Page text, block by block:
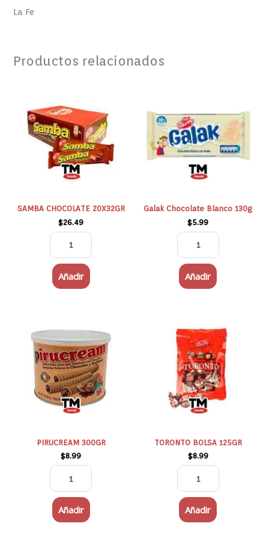
La Fe
Productos relacionados
SAMBA CHOCOLATE 20X32GR
$26.49
20X32GR
cantidad
Añadir
Galak Chocolate Blanco 130g
$5.99
130g
cantidad
Añadir
PIRUCREAM 300GR
$8.99
300GR
cantidad
Añadir
TORONTO BOLSA 125GR
$8.99
BOLSA
125GR
cantidad
Añadir